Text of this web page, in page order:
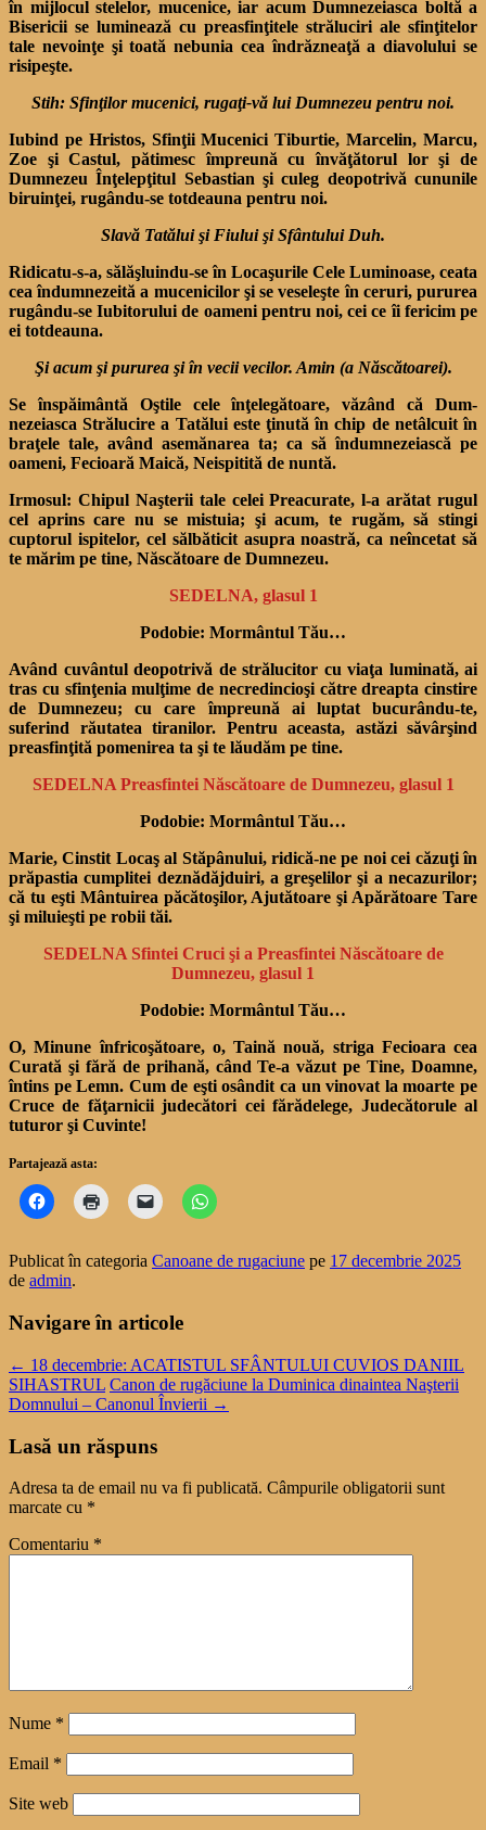
în mijlocul stelelor, mu­cenice, iar acum Dumnezeiasca boltă a
Bisericii se luminează cu preasfinţitele străluciri ale sfinţitelor
tale nevoinţe şi toată nebunia cea îndrăzneaţă a dia­volului se
risipeşte.
Stih: Sfinţilor mucenici, rugaţi-vă lui Dumnezeu pentru noi.
Iubind pe Hristos, Sfinţii Mucenici Tiburtie, Marcelin, Marcu,
Zoe şi Castul, pătimesc împreună cu învăţă­torul lor şi de
Dumnezeu Înţelepţitul Sebastian şi culeg deo­potrivă cununile
biruinţei, rugându-se totdeauna pentru noi.
Slavă Tatălui şi Fiului şi Sfântului Duh.
Ridicatu-s-a, sălăşluindu-se în Locaşurile Cele Luminoase, ceata
cea îndumnezeită a mu­cenicilor şi se veseleşte în ceruri, pururea
rugându-se Iubi­torului de oameni pentru noi, cei ce îi fericim pe
ei totdeauna.
Şi acum şi pururea şi în vecii vecilor. Amin (a Născătoarei).
Se înspăimântă Oştile cele înţelegătoare, văzând că Dum­
nezeiasca Strălucire a Tatălui este ţinută în chip de netâlcuit în
braţele tale, având asemă­narea ta; ca să îndumnezeiască pe
oameni, Fecioară Maică, Neispitită de nuntă.
Irmosul: Chipul Naşterii tale celei Preacurate, l-a arătat rugul
cel aprins care nu se mistuia; şi acum, te rugăm, să stingi
cuptorul ispitelor, cel sălbăticit asupra noastră, ca neînce­tat să
te mărim pe tine, Născătoare de Dumnezeu.
SEDELNA, glasul 1
Podobie: Mormântul Tău…
Având cuvântul deopotrivă de strălucitor cu viaţa lumina­tă, ai
tras cu sfinţenia mulţime de necredincioşi către dreapta cinstire
de Dumnezeu; cu care împreună ai luptat bucurându-te,
suferind răutatea tiranilor. Pentru aceasta, astăzi să­vârşind
preasfinţită pomenirea ta şi te lăudăm pe tine.
SEDELNA Preasfintei Născătoare de Dumnezeu, glasul 1
Podobie: Mormântul Tău…
Marie, Cinstit Locaş al Stăpâ­nului, ridică-ne pe noi cei căzuţi în
prăpastia cumplitei deznădăjduiri, a greşelilor şi a necazuri­lor;
că tu eşti Mântuirea păcă­toşilor, Ajutătoare şi Apărătoare Tare
şi miluieşti pe robii tăi.
SEDELNA Sfintei Cruci şi a Preasfintei Născătoare de
Dumnezeu, glasul 1
Podobie: Mormântul Tău…
O, Minune înfricoşătoare, o, Taină nouă, striga Fecioara cea
Curată şi fără de prihană, când Te-a văzut pe Tine, Doamne,
în­tins pe Lemn. Cum de eşti osân­dit ca un vinovat la moarte pe
Cruce de făţarnicii judecători cei fărădelege, Judecătorule al
tuturor şi Cuvinte!
Partajează asta:
Publicat în categoria Canoane de rugaciune pe 17 decembrie 2025
de admin.
Navigare în articole
← 18 decembrie: ACATISTUL SFÂNTULUI CUVIOS DANIIL
SIHASTRUL Canon de rugăciune la Duminica dinaintea Naşterii
Domnului – Canonul Învierii →
Lasă un răspuns
Adresa ta de email nu va fi publicată. Câmpurile obligatorii sunt
marcate cu *
Comentariu *
Nume *
Email *
Site web